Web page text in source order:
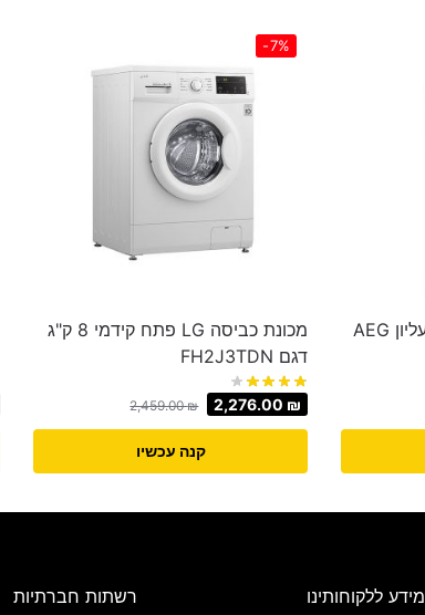
מכונת כביסה 7 ק"ג פתח עליון AEG
-7%
מכונת כביסה LG פתח קידמי 8 ק"ג
דגם FH2J3TDN
2,459.00₪ 2,276.00 ₪
קנה עכשיו
מידע ללקוחותינו רשתות חברתיות